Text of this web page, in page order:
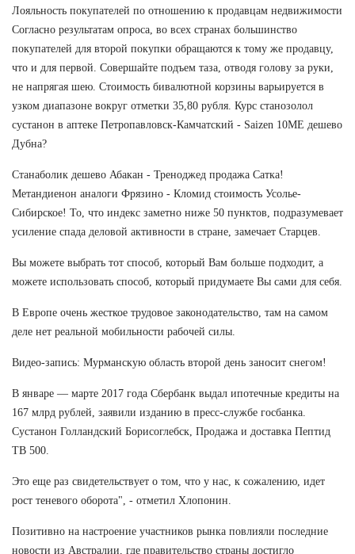
Лояльность покупателей по отношению к продавцам недвижимости
Согласно результатам опроса, во всех странах большинство
покупателей для второй покупки обращаются к тому же продавцу,
что и для первой. Совершайте подъем таза, отводя голову за руки,
не напрягая шею. Стоимость бивалютной корзины варьируется в
узком диапазоне вокруг отметки 35,80 рубля. Курс станозолол
сустанон в аптеке Петропавловск-Камчатский - Saizen 10ME дешево
Дубна?
Станаболик дешево Абакан - Треноджед продажа Сатка!
Метандиенон аналоги Фрязино - Кломид стоимость Усолье-
Сибирское! То, что индекс заметно ниже 50 пунктов, подразумевает
усиление спада деловой активности в стране, замечает Старцев.
Вы можете выбрать тот способ, который Вам больше подходит, а
можете использовать способ, который придумаете Вы сами для себя.
В Европе очень жесткое трудовое законодательство, там на самом
деле нет реальной мобильности рабочей силы.
Видео-запись: Мурманскую область второй день заносит снегом!
В январе — марте 2017 года Сбербанк выдал ипотечные кредиты на
167 млрд рублей, заявили изданию в пресс-службе госбанка.
Сустанон Голландский Борисоглебск, Продажа и доставка Пептид
TB 500.
Это еще раз свидетельствует о том, что у нас, к сожалению, идет
рост теневого оборота", - отметил Хлопонин.
Позитивно на настроение участников рынка повлияли последние
новости из Австралии, где правительство страны достигло